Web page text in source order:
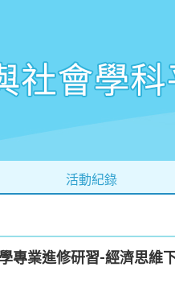
活動紀錄
專業進修研習-經濟思維